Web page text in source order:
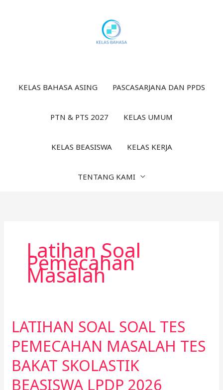
KELAS BAHASA ASING PASCASARJANA DAN PPDS
PTN & PTS 2027 KELAS UMUM
KELAS BEASISWA KELAS KERJA
TENTANG KAMI
Latihan Soal
Pemecahan
Masalah
LATIHAN SOAL SOAL TES
PEMECAHAN MASALAH TES
BAKAT SKOLASTIK
BEASISWA LPDP 2026
LATIHAN
SOAL
SOAL
TES
PEMECAHAN
MASALAH